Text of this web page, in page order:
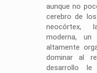
aunque no
cerebro de
neocórtex,
moderna, un
altamente
dominar al
desarrollo